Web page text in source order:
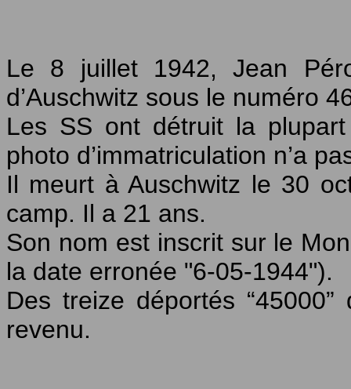
Le 8 juillet 1942, Jean
d’Auschwitz sous le numéro
Les SS ont détruit la
photo d’immatriculation n’a
Il meurt à Auschwitz le 30
camp. Il a 21 ans.
Son nom est inscrit sur le
la date erronée "6-05-1944").
Des treize déportés
revenu.